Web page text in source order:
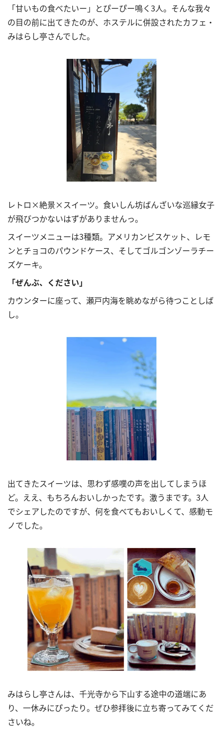
「甘いもの食べたいー」とぴーぴー鳴く 3人。そんな我々
の目の前に出てきたのが、ホステルに併設されたカフェ・
みはらし亭さんでした。
レトロ ×絶景×スイーツ。食いしん坊ばんざいな巡縁女子
が飛びつかないはずがありませんっ。
スイーツメニューは3種類。アメリカンビスケット、レモ
ンとチョコのパウンドケース、そしてゴルゴンゾーラチー
ズケーキ。
「ぜんぶ、ください」
カウンターに座って、瀬戸内海を眺めながら待つことしば
し。
出てきたスイーツは、思わず感嘆の声を出してしまうほ
ど。ええ、もちろんおいしかったです。激うまです。 3人
でシェアしたのですが、何を食べてもおいしくて、感動モ
ノでした。
みはらし亭さんは、千光寺から下山する途中の道端にあ
り、一休みにぴったり。ぜひ参拝後に立ち寄ってみてくだ
さいね。